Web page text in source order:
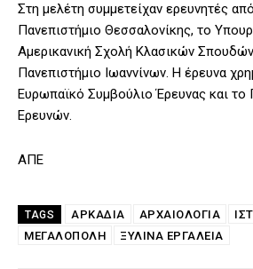
Στη μελέτη συμμετείχαν ερευνητές
Πανεπιστήμιο Θεσσαλονίκης, το
Αμερικανική Σχολή Κλασικών
Πανεπιστήμιο Ιωαννίνων. Η έρευνα
Ευρωπαϊκό Συμβούλιο Έρευνας και το
Ερευνών.
ΑΠΕ
TAGS ΑΡΚΑΔΙΑ ΑΡΧΑΙΟΛΟΓΙΑ
ΜΕΓΑΛΟΠΟΛΗ
ΞΥΛΙΝΑ ΕΡΓΑΛΕΙΑ